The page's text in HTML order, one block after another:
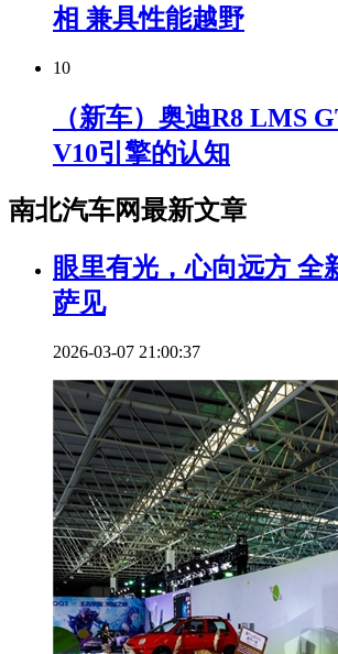
相 兼具性能越野
10
（新车）奥迪R8 LMS
V10引擎的认知
南北汽车网最新文章
眼里有光，心向远方 全
萨见
2026-03-07 21:00:37